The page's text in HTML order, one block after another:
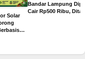
Solar
Bandar Lampung
Cair Rp500 Ribu,